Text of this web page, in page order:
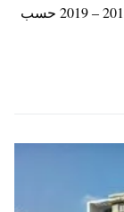
نتيجة قرعة شقق سكن مصر المرحلة الثانية 2018 – 2019 حسب